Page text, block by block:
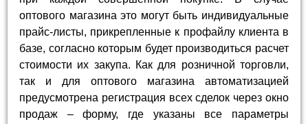
оптового магазина это могут быть индивидуальные
прайс-листы, прикрепленные к профайлу клиента в
базе, согласно которым будет производиться расчет
стоимости их закупа. Как для розничной торговли,
так и для оптового магазина автоматизацией
предусмотрена регистрация всех сделок через окно
продаж – форму, где указаны все параметры